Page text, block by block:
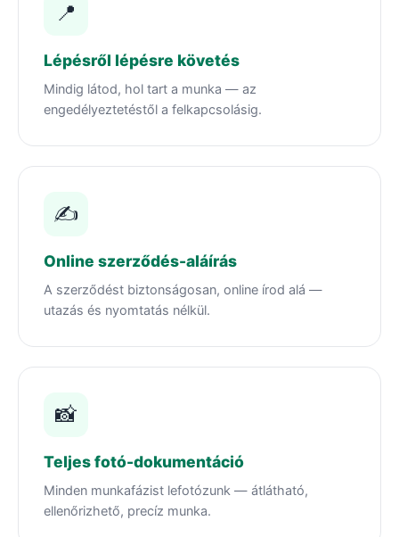
📍
Lépésről lépésre követés
Mindig látod, hol tart a munka — az
engedélyeztetéstől a felkapcsolásig.
✍️
Online szerződés-aláírás
A szerződést biztonságosan, online írod alá —
utazás és nyomtatás nélkül.
📸
Teljes fotó-dokumentáció
Minden munkafázist lefotózunk — átlátható,
ellenőrizhető, precíz munka.